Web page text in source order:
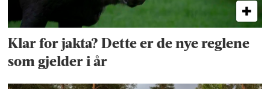
Klar for jakta? Dette er de nye reglene
som gjelder i år